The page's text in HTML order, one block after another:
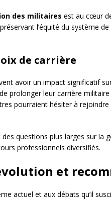
des militaires est au cœur
l’équité du système
de carrière
avoir un impact significatif
prolonger leur carrière militaire
pourraient hésiter à
questions plus larges sur la
professionnels diversifiés.
et
actuel et aux débats qu’il